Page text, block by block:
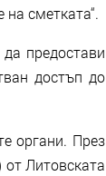
сметката“.
предостави
достъп до
органи. През
Литовската